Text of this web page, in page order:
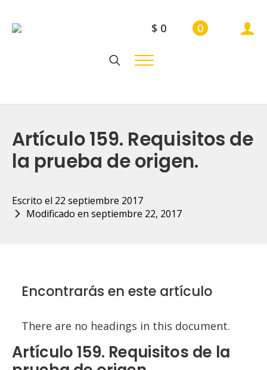
$ 0 0
Artículo 159. Requisitos de
la prueba de origen.
Escrito el 22 septiembre 2017
Modificado en septiembre 22, 2017
Encontrarás en este artículo
There are no headings in this document.
Artículo 159. Requisitos de la